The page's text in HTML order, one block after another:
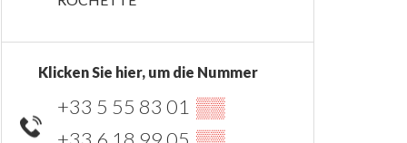
Klicken Sie hier, um die Nummer
+33 5 55 83 01 ▒▒